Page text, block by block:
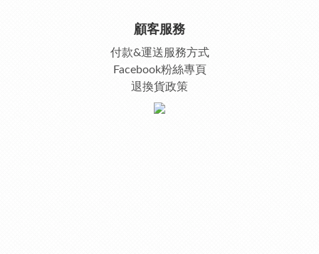
顧客服務
付款&運送服務方式
Facebook粉絲專頁
退換貨政策